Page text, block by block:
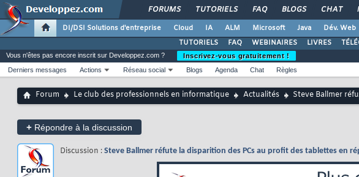
FORUMS TUTORIELS FAQ BLOGS CHAT
DI/DSI Solutions d'entreprise Cloud IA ALM Microsoft Java Dév. Web
TUTORIELS
FAQ WEBINAIRES LIVRES
Vous n'êtes pas encore inscrit sur Developpez.com ?
Inscrivez-vous gratuitement !
Derniers messages
Actions Réseau social Blogs Agenda Chat Règles
Forum Le club des professionnels en informatique Actualités Steve Ballmer
+ Répondre à la discussion
Discussion : Steve Ballmer réfute la disparition des PCs au profit des tablettes en